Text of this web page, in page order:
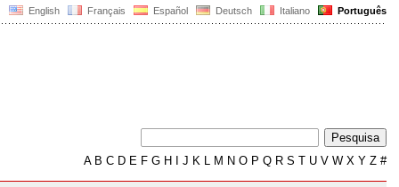
English Français Español Deutsch Italiano Português
AB C D E F G H J K L M N O P Q R S T U V W X Y Z #